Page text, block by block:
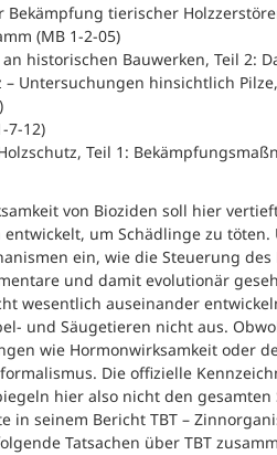
tierischer
(MB 1-2-05)
historischen Bauwerken, Teil 2:
– Untersuchungen hinsichtlich
7-12)
Teil 1:
von Bioziden soll hier
um Schädlinge zu
ein, wie die Steuerung
und damit evolutionär
wesentlich auseinander
und Säugetieren nicht aus.
wie Hormonwirksamkeit oder
Die offizielle
hier also nicht den gesamten
in seinem Bericht TBT –
Tatsachen über TBT